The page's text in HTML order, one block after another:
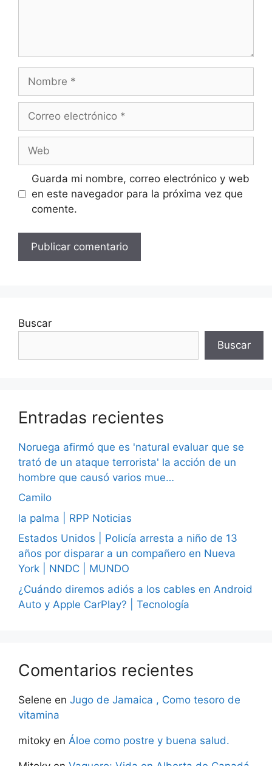
Nombre
Correo
Web
Guarda mi nombre, correo electrónico y web
en este navegador para la próxima vez que
comente.
Buscar
Buscar
Entradas recientes
Noruega afirmó que es 'natural evaluar que se
trató de un ataque terrorista' la acción de un
hombre que causó varios mue…
Camilo
la palma | RPP Noticias
Estados Unidos | Policía arresta a niño de 13
años por disparar a un compañero en Nueva
York | NNDC | MUNDO
¿Cuándo diremos adiós a los cables en Android
Auto y Apple CarPlay? | Tecnología
Comentarios recientes
Selene en Jugo de Jamaica , Como tesoro de
vitamina
mitoky en Áloe como postre y buena salud.